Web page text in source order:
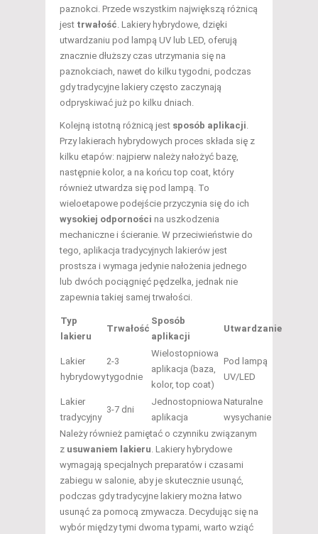
paznokci. Przede wszystkim największą różnicą
jest trwałość . Lakiery hybrydowe, dzięki
utwardzaniu pod lampą UV lub LED, oferują
znacznie dłuższy czas utrzymania się na
paznokciach, nawet do kilku tygodni, podczas
gdy tradycyjne lakiery często zaczynają
odpryskiwać już po kilku dniach.
Kolejną istotną różnicą jest sposób aplikacji
Przy lakierach hybrydowych proces składa się z
kilku etapów: najpierw należy nałożyć bazę,
następnie kolor, a na końcu top coat, który
również utwardza się pod lampą. To
wieloetapowe podejście przyczynia się do ich
wysokiej odporności na uszkodzenia
mechaniczne i ścieranie. W przeciwieństwie do
tego, aplikacja tradycyjnych lakierów jest
prostsza i wymaga jedynie nałożenia jednego
lub dwóch pociągnięć pędzelka, jednak nie
zapewnia takiej samej trwałości.
Typ
lakieru
Trwałość
Sposób
aplikacji
Utwardzanie
Lakier
hybrydowy
2-3
tygodnie
Wielostopniowa
aplikacja (baza,
kolor, top coat)
Pod lampą
UV/LED
Lakier
tradycyjny
3-7 dni
Jednostopniowa
aplikacja
Naturalne
wysychanie
Należy również pamiętać o czynniku związanym
z usuwaniem lakieru . Lakiery hybrydowe
wymagają specjalnych preparatów i czasami
zabiegu w salonie, aby je skutecznie usunąć,
podczas gdy tradycyjne lakiery można łatwo
usunąć za pomocą zmywacza. Decydując się na
wybór między tymi dwoma typami, warto wziąć